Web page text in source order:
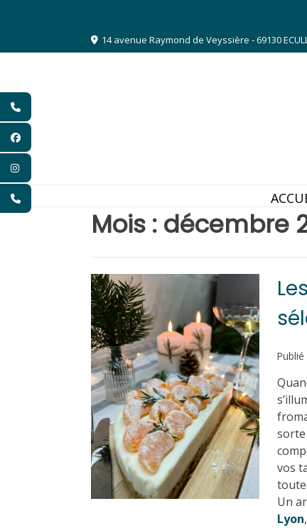
14 avenue Raymond de Veyssière - 69130
Mois : décembre
sorte
vos
toute
Un
Lyon